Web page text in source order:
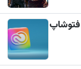
فتوشاپ